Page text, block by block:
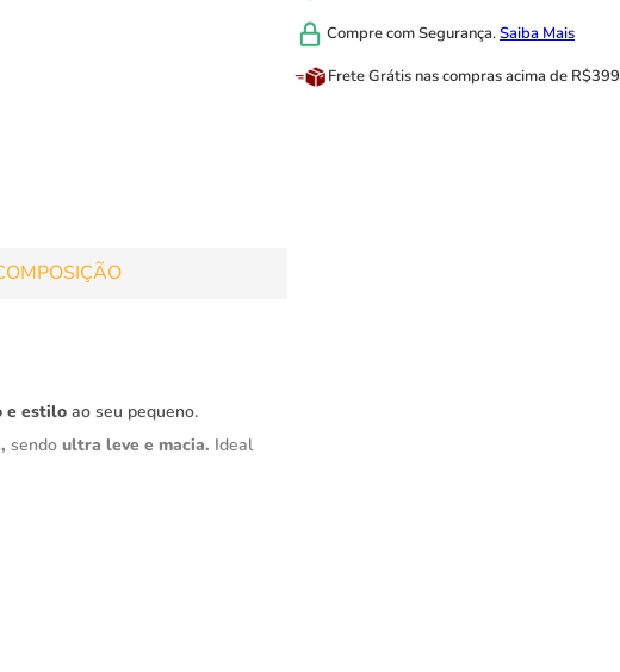
e estilo ao seu pequeno.
sendo ultra leve e macia. Ideal
Compre comSegurança.Saiba Mais
Frete Grátis nas compras acima de R$399